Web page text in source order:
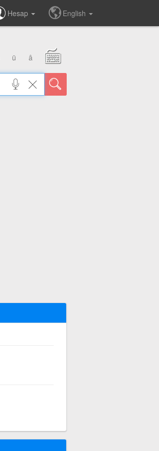
Hesap English
ü â